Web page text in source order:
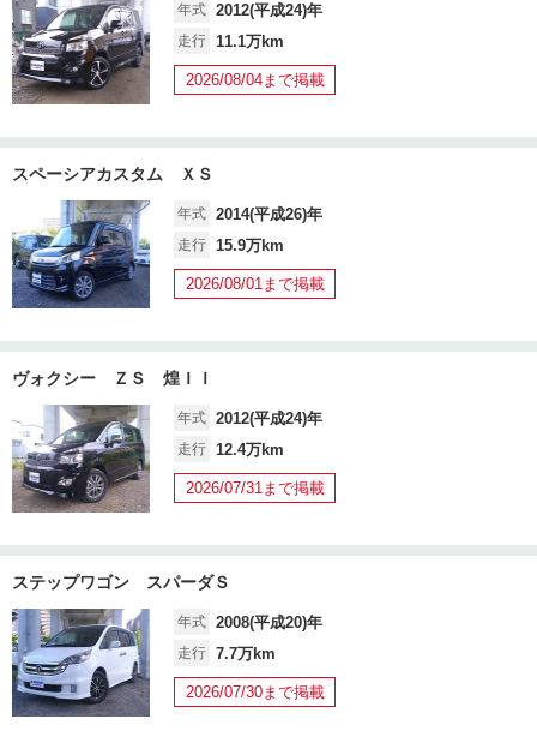
年式 2012(平成24)年
走行 11.1万km
2026/08/04まで掲載
スペーシアカスタム ＸＳ
年式 2014(平成26)年
走行 15.9万km
2026/08/01まで掲載
ヴォクシー ＺＳ 煌ＩＩ
年式 2012(平成24)年
走行 12.4万km
2026/07/31まで掲載
ステップワゴン スパーダＳ
年式 2008(平成20)年
走行 7.7万km
2026/07/30まで掲載